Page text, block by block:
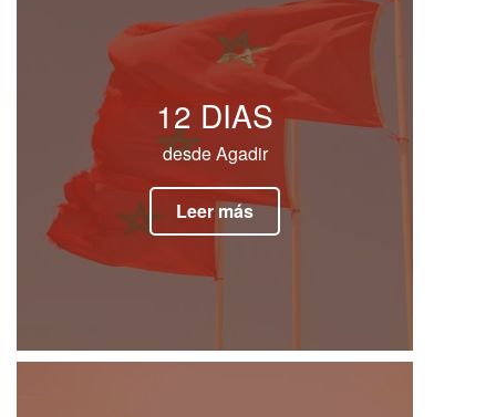
12 DIAS
desde Agadir
Leer más